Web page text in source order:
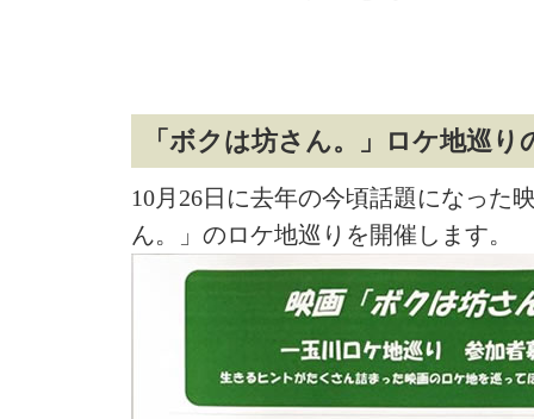
「ボクは坊さん。」ロケ地巡り
10月26日に去年の今頃話題になった
ん。」のロケ地巡りを開催します。